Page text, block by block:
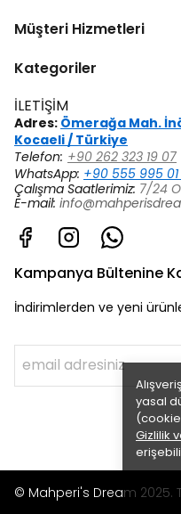
yasal
Gizlilik
Müşteri Hizmetleri
Kategoriler
İLETİŞİM
Adres: Ömerağa Mah.
Kocaeli / Türkiye
Telefon: +90 262 323 19 07
WhatsApp: +90 555 995 01
Çalışma Saatlerimiz: 7/24
E-mail:
Kampanya Bültenine
İndirimlerden ve yeni
© Mahperi's Dream 2025.